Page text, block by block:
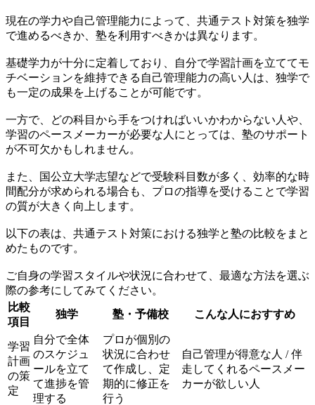
現在の学力や自己管理能力によって、共通テスト対策を独学
で進めるべきか、塾を利用すべきかは異なります。
基礎学力が十分に定着しており、自分で学習計画を立ててモ
チベーションを維持できる自己管理能力の高い人は、独学で
も一定の成果を上げることが可能です。
一方で、どの科目から手をつければいいかわからない人や、
学習のペースメーカーが必要な人にとっては、塾のサポート
が不可欠かもしれません。
また、国公立大学志望などで受験科目数が多く、効率的な時
間配分が求められる場合も、プロの指導を受けることで学習
の質が大きく向上します。
以下の表は、共通テスト対策における独学と塾の比較をまと
めたものです。
ご自身の学習スタイルや状況に合わせて、最適な方法を選ぶ
際の参考にしてみてください。
比較
項目
独学 塾・予備校 こんな人におすすめ
学習
計画
の策
定
自分で全体
のスケジュ
ールを立て
て進捗を管
理する
プロが個別の
状況に合わせ
て作成し、定
期的に修正を
行う
自己管理が得意な人 / 伴
走してくれるペースメー
カーが欲しい人